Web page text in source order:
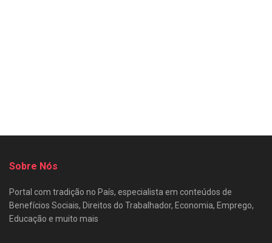
Sobre Nós
Portal com tradição no País, especialista em conteúdos de
Benefícios Sociais, Direitos do Trabalhador, Economia, Emprego,
Educação e muito mais